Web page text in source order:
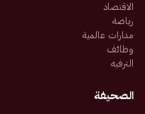
الاقتصاد
رياضة
مدارات عالمية
وظائف
الترفيه
الصحيفة